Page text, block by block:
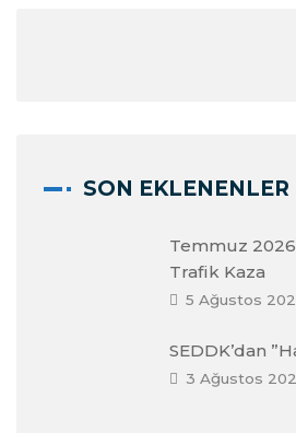
SON EKLENENLER
Temmuz
Trafik Kaza
5 Ağustos
SEDDK’dan
3 Ağustos